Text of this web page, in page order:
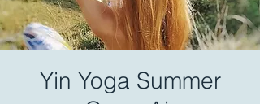
Yin Yoga Summer